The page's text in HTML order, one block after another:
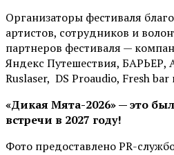
Организаторы фестиваля
артистов, сотрудников и
партнеров фестиваля —
Яндекс Путешествия, БАРЬЕР,
Ruslaser, DS Proaudio, Fresh bar
«Дикая Мята-2026» — это
встречи в 2027 году!
Фото предоставлено PR-